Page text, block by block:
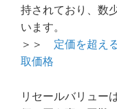
持されており、数
います。
＞＞ 定価を超え
取価格
リセールバリュー